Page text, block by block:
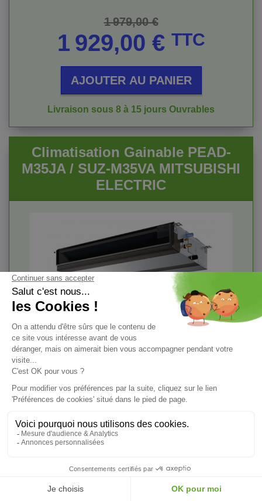
1 979,00 €
1 929,00 € TTC
AJOUTER AU PANIER
Livraison sous 8 à 15 jours Ouvrables
Climatisation Gainable PEAD-
M35JA / SUZ-M35VA MITSUBISHI
ELECTRIC
Convenant à votre habitation, la clim gainable
(modèlePEAD-M35JA / SUZ-M35VA
Cette climatisation gainée
MITSUBISHI
, Gamme Inverter, a une puissance